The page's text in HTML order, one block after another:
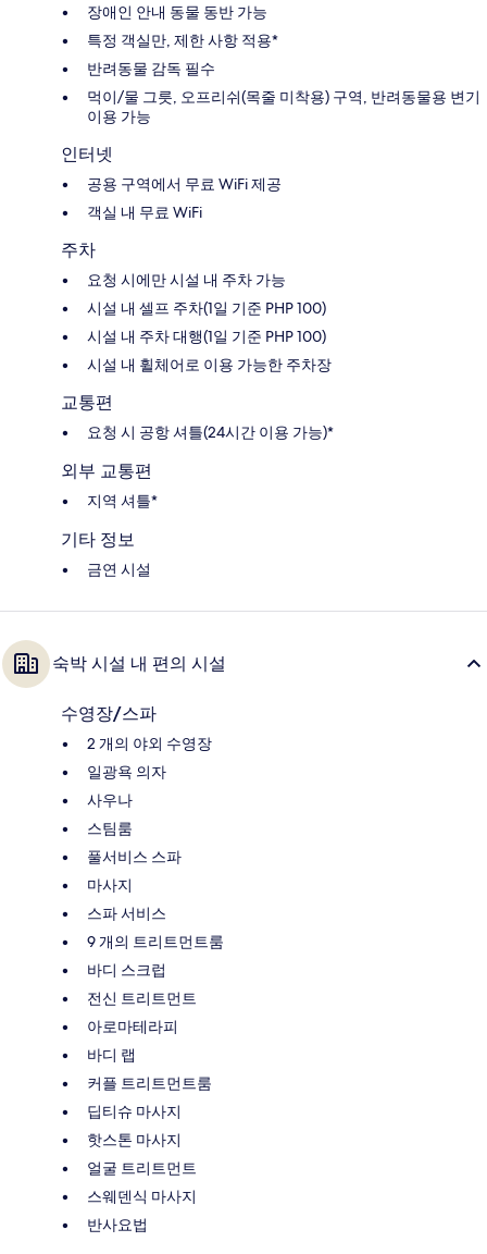
장애인 안내 동물 동반 가능
특정 객실만, 제한 사항 적용*
반려동물 감독 필수
먹이/물 그릇, 오프리쉬(목줄 미착용) 구역, 반려동물용 변기
이용 가능
인터넷
공용 구역에서 무료 WiFi 제공
객실 내 무료 WiFi
주차
요청 시에만 시설 내 주차 가능
시설 내 셀프 주차(1일 기준 PHP 100)
시설 내 주차 대행(1일 기준 PHP 100)
시설 내 휠체어로 이용 가능한 주차장
교통편
요청 시 공항 셔틀(24시간 이용 가능)*
외부 교통편
지역 셔틀*
기타 정보
금연 시설
숙박 시설 내 편의 시설
수영장/스파
2 개의 야외 수영장
일광욕 의자
사우나
스팀룸
풀서비스 스파
마사지
스파 서비스
9 개의 트리트먼트룸
바디 스크럽
전신 트리트먼트
아로마테라피
바디 랩
커플 트리트먼트룸
딥티슈 마사지
핫스톤 마사지
얼굴 트리트먼트
스웨덴식 마사지
반사요법